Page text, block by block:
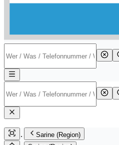
Sarine (Region)